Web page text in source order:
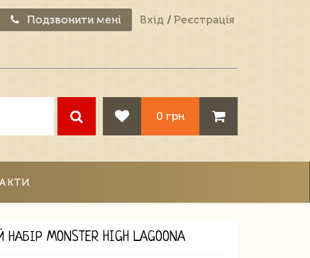
Подзвонити мені Вхід / Реєстрація
0 грн
MONSTER HIGH LAGOONA